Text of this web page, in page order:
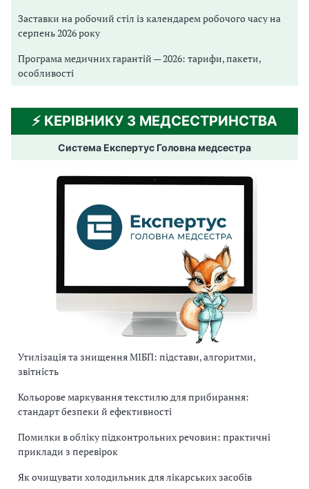
Заставки на робочий стіл із календарем робочого часу на
серпень 2026 року
Програма медичних гарантій — 2026: тарифи, пакети,
особливості
⚡️ КЕРІВНИКУ З МЕДСЕСТРИНСТВА
Система Експертус Головна медсестра
Утилізація та знищення МІБП: підстави, алгоритми,
звітність
Кольорове маркування текстилю для прибирання:
стандарт безпеки й ефективності
Помилки в обліку підконтрольних речовин: практичні
приклади з перевірок
Як очищувати холодильник для лікарських засобів